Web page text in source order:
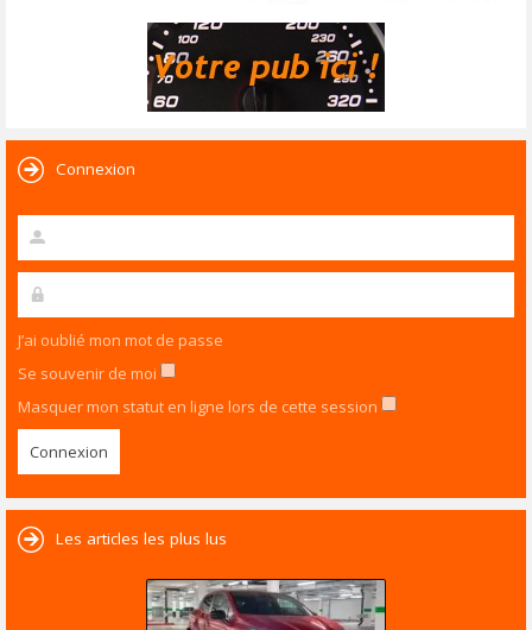
Connexion
J’ai oublié mon mot de passe
Se souvenir de moi
Masquer mon statut en ligne lors de cette session
Les articles les plus lus